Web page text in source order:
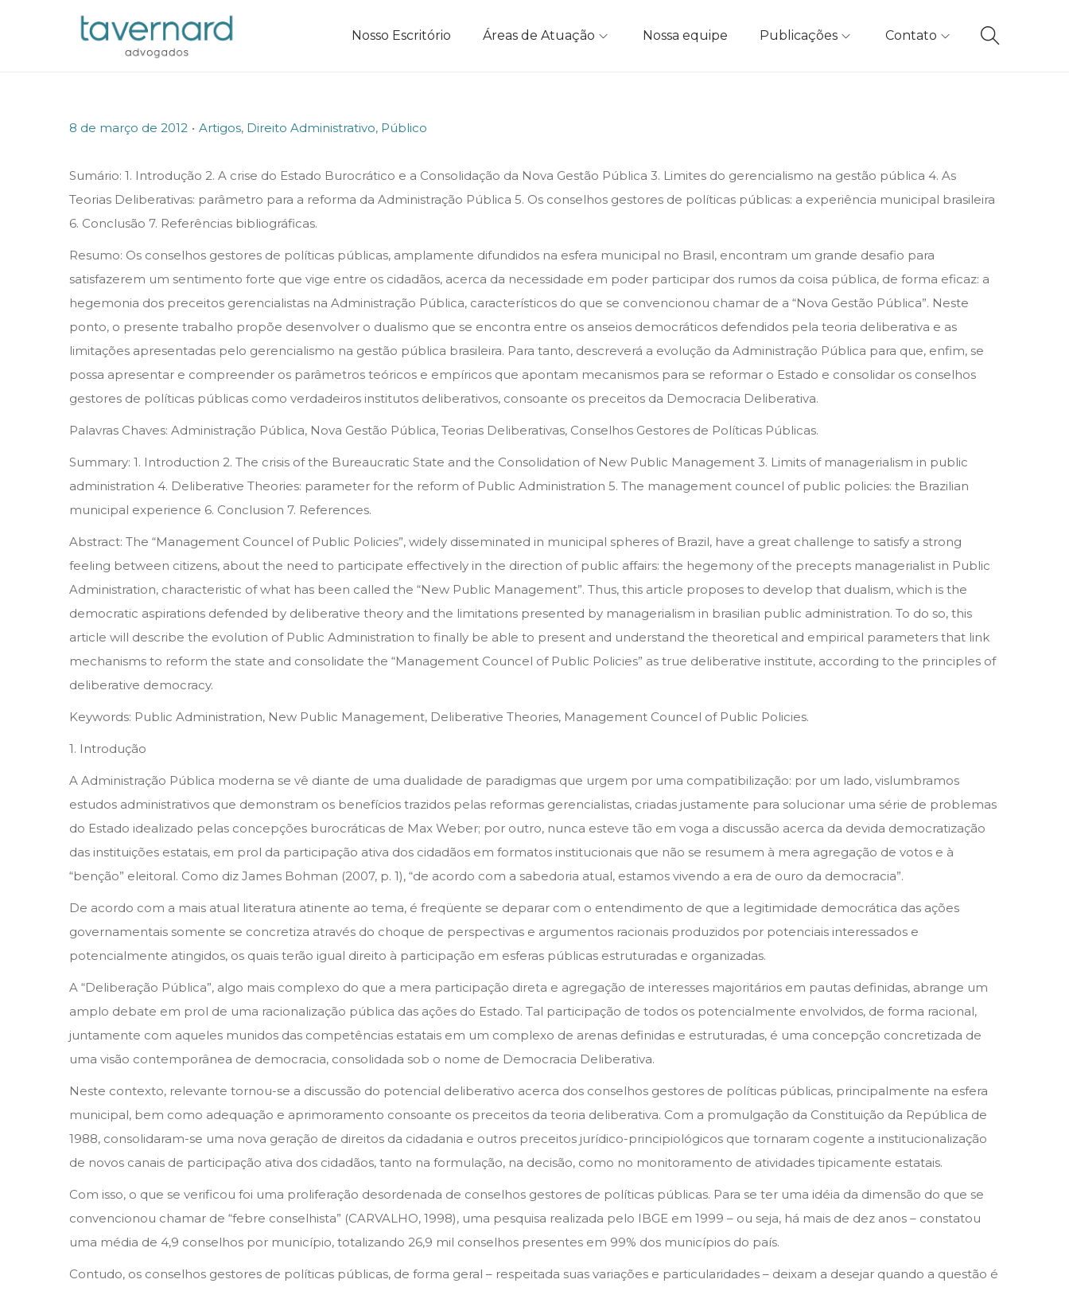
Nosso Escritório Áreas de Atuação Nossa equipe Publicações Contato
P
s
t
e
8 de março de 2012 . P
s
t
e
Artigos, Direito Administrativo, Público
Sumário: 1. Introdução 2. A crise do Estado Burocrático e a Consolidação da Nova Gestão Pública 3. Limites do gerencialismo na gestão pública 4. As
Teorias Deliberativas: parâmetro para a reforma da Administração Pública 5. Os conselhos gestores de políticas públicas: a experiência municipal brasileira
6. Conclusão 7. Referências bibliográficas.
Resumo: Os conselhos gestores de políticas públicas, amplamente difundidos na esfera municipal no Brasil, encontram um grande desafio para
satisfazerem um sentimento forte que vige entre os cidadãos, acerca da necessidade em poder participar dos rumos da coisa pública, de forma eficaz: a
hegemonia dos preceitos gerencialistas na Administração Pública, característicos do que se convencionou chamar de a “Nova Gestão Pública”. Neste
ponto, o presente trabalho propõe desenvolver o dualismo que se encontra entre os anseios democráticos defendidos pela teoria deliberativa e as
limitações apresentadas pelo gerencialismo na gestão pública brasileira. Para tanto, descreverá a evolução da Administração Pública para que, enfim, se
possa apresentar e compreender os parâmetros teóricos e empíricos que apontam mecanismos para se reformar o Estado e consolidar os conselhos
gestores de políticas públicas como verdadeiros institutos deliberativos, consoante os preceitos da Democracia Deliberativa.
Palavras Chaves: Administração Pública, Nova Gestão Pública, Teorias Deliberativas, Conselhos Gestores de Políticas Públicas.
Summary: 1. Introduction 2. The crisis of the Bureaucratic State and the Consolidation of New Public Management 3. Limits of managerialism in public
administration 4. Deliberative Theories: parameter for the reform of Public Administration 5. The management councel of public policies: the Brazilian
municipal experience 6. Conclusion 7. References.
Abstract: The “Management Councel of Public Policies”, widely disseminated in municipal spheres of Brazil, have a great challenge to satisfy a strong
feeling between citizens, about the need to participate effectively in the direction of public affairs: the hegemony of the precepts managerialist in Public
Administration, characteristic of what has been called the “New Public Management”. Thus, this article proposes to develop that dualism, which is the
democratic aspirations defended by deliberative theory and the limitations presented by managerialism in brasilian public administration. To do so, this
article will describe the evolution of Public Administration to finally be able to present and understand the theoretical and empirical parameters that link
mechanisms to reform the state and consolidate the “Management Councel of Public Policies” as true deliberative institute, according to the principles of
deliberative democracy.
Keywords: Public Administration, New Public Management, Deliberative Theories, Management Councel of Public Policies.
1. Introdução
A Administração Pública moderna se vê diante de uma dualidade de paradigmas que urgem por uma compatibilização: por um lado, vislumbramos
estudos administrativos que demonstram os benefícios trazidos pelas reformas gerencialistas, criadas justamente para solucionar uma série de problemas
do Estado idealizado pelas concepções burocráticas de Max Weber; por outro, nunca esteve tão em voga a discussão acerca da devida democratização
das instituições estatais, em prol da participação ativa dos cidadãos em formatos institucionais que não se resumem à mera agregação de votos e à
“benção” eleitoral. Como diz James Bohman (2007, p. 1), “de acordo com a sabedoria atual, estamos vivendo a era de ouro da democracia”.
De acordo com a mais atual literatura atinente ao tema, é freqüente se deparar com o entendimento de que a legitimidade democrática das ações
governamentais somente se concretiza através do choque de perspectivas e argumentos racionais produzidos por potenciais interessados e
potencialmente atingidos, os quais terão igual direito à participação em esferas públicas estruturadas e organizadas.
A “Deliberação Pública”, algo mais complexo do que a mera participação direta e agregação de interesses majoritários em pautas definidas, abrange um
amplo debate em prol de uma racionalização pública das ações do Estado. Tal participação de todos os potencialmente envolvidos, de forma racional,
juntamente com aqueles munidos das competências estatais em um complexo de arenas definidas e estruturadas, é uma concepção concretizada de
uma visão contemporânea de democracia, consolidada sob o nome de Democracia Deliberativa.
Neste contexto, relevante tornou-se a discussão do potencial deliberativo acerca dos conselhos gestores de políticas públicas, principalmente na esfera
municipal, bem como adequação e aprimoramento consoante os preceitos da teoria deliberativa. Com a promulgação da Constituição da República de
1988, consolidaram-se uma nova geração de direitos da cidadania e outros preceitos jurídico-principiológicos que tornaram cogente a institucionalização
de novos canais de participação ativa dos cidadãos, tanto na formulação, na decisão, como no monitoramento de atividades tipicamente estatais.
Com isso, o que se verificou foi uma proliferação desordenada de conselhos gestores de políticas públicas. Para se ter uma idéia da dimensão do que se
convencionou chamar de “febre conselhista” (CARVALHO, 1998), uma pesquisa realizada pelo IBGE em 1999 – ou seja, há mais de dez anos – constatou
uma média de 4,9 conselhos por município, totalizando 26,9 mil conselhos presentes em 99% dos municípios do país.
Contudo, os conselhos gestores de políticas públicas, de forma geral – respeitada suas variações e particularidades – deixam a desejar quando a questão é